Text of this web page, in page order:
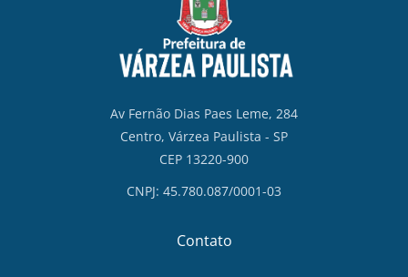
Av Fernão Dias Paes Leme, 284
Centro, Várzea Paulista - SP
CEP 13220-900
CNPJ: 45.780.087/0001-03
Contato